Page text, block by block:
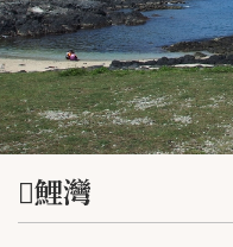
𩵺鯉灣